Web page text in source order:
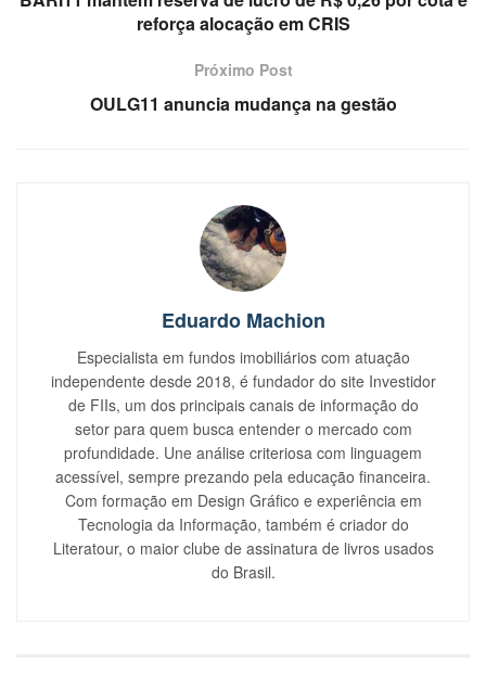
reforça alocação em CRIS
Próximo Post
OULG11 anuncia mudança na gestão
Eduardo Machion
Especialista em fundos imobiliários com atuação
independente desde 2018, é fundador do site Investidor
de FIIs, um dos principais canais de informação do
setor para quem busca entender o mercado com
profundidade. Une análise criteriosa com linguagem
acessível, sempre prezando pela educação financeira.
Com formação em Design Gráfico e experiência em
Tecnologia da Informação, também é criador do
Literatour, o maior clube de assinatura de livros usados
do Brasil.